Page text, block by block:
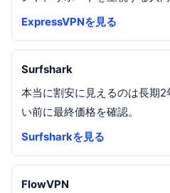
ExpressVPNを見る
Surfshark
本当に割安に見えるのは長期
い前に最終価格を確認。
Surfsharkを見る
FlowVPN